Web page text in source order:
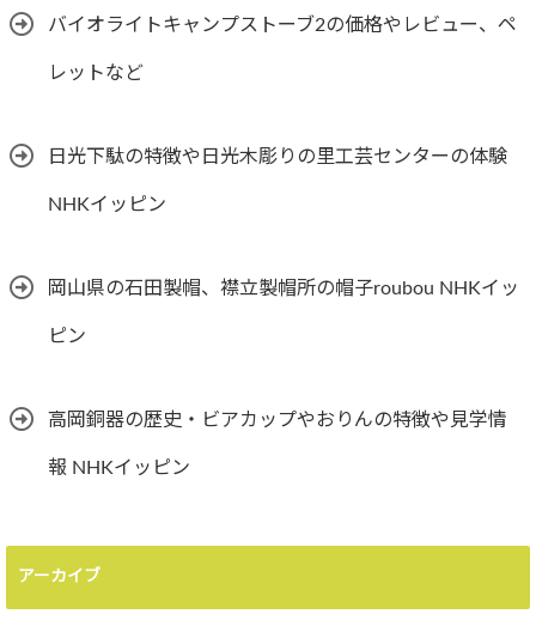
バイオライトキャンプストーブ2の価格やレビュー、ペ
レットなど
日光下駄の特徴や日光木彫りの里工芸センターの体験
NHKイッピン
岡山県の石田製帽、襟立製帽所の帽子roubou NHKイッ
ピン
高岡銅器の歴史・ビアカップやおりんの特徴や見学情
報 NHKイッピン
アーカイブ